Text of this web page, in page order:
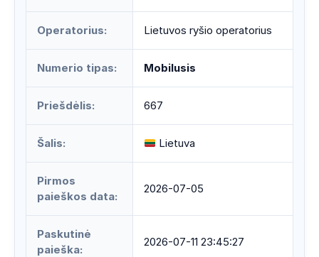
Operatorius: Lietuvos ryšio operatorius
Numerio tipas: Mobilusis
Priešdėlis: 667
Šalis: Lietuva
Pirmos
paieškos data:
2026-07-05
Paskutinė
paieška:
2026-07-11 23:45:27